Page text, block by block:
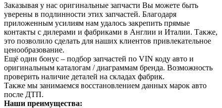
Заказывая у нас оригинальные запчасти Вы можете быть
уверены в подлинности этих запчастей. Благодаря
приложенным усилиям нам удалось закрепить прямые
контакты с дилерами и фабриками в Англии и Италии. Также,
это позволило сделать для наших клиентов привлекательное
ценообразование.
Ещё один бонус – подбор запчастей по VIN коду авто и
оригинальным каталогам / диаграммам бренда. Возможность
проверить наличие деталей на складах фабрик.
Также мы занимаемся восстановлением данных марок авто
после ДТП.
Наши преимущества: